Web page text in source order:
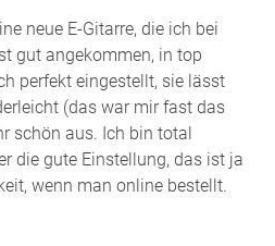
neue E-Gitarre, die ich bei
gut angekommen, in top
perfekt eingestellt, sie lässt
(das war mir fast das
schön aus. Ich bin total
die gute Einstellung, das ist ja
wenn man online bestellt.